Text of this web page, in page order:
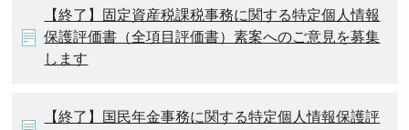
【終了】固定資産税課税事務に関する特定個人情報
保護評価書（全項目評価書）素案へのご意見を募集
します
【終了】国民年金事務に関する特定個人情報保護評